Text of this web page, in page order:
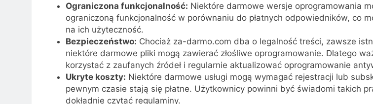
Ograniczona funkcjonalność: Niektóre darmowe wersje oprogramowania
ograniczoną funkcjonalność w porównaniu do płatnych odpowiedników, co
na ich użyteczność.
Bezpieczeństwo: Chociaż za-darmo.com dba o legalność treści, zawsze
niektóre darmowe pliki mogą zawierać złośliwe oprogramowanie. Dlatego
korzystać z zaufanych źródeł i regularnie aktualizować oprogramowanie
Ukryte koszty: Niektóre darmowe usługi mogą wymagać rejestracji lub
pewnym czasie stają się płatne. Użytkownicy powinni być świadomi takich
dokładnie czytać regulaminy.